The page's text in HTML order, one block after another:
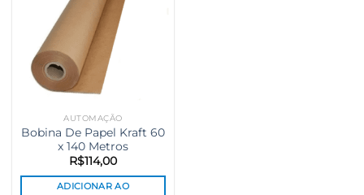
AUTOMAÇÃO
Bobina De Papel Kraft 60
x 140 Metros
R$114,00
ADICIONAR AO